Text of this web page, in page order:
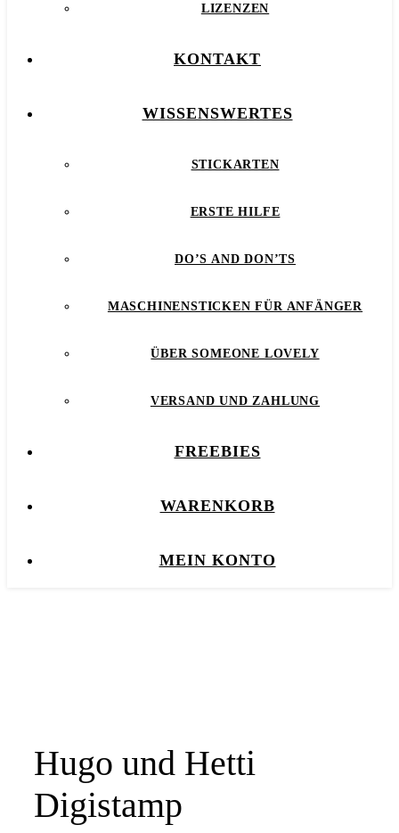
LIZENZEN
KONTAKT
WISSENSWERTES
STICKARTEN
ERSTE HILFE
DO’S AND DON’TS
MASCHINENSTICKEN FÜR ANFÄNGER
ÜBER SOMEONE LOVELY
VERSAND UND ZAHLUNG
FREEBIES
WARENKORB
MEIN KONTO
Hugo und Hetti
Digistamp